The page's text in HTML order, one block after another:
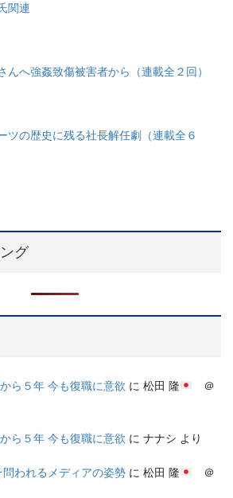
関連
んへ強姦致傷被害者から（連載全２回）
ツの歴史に残る社長解任劇（連載全６
グ
ら５年 今も復職に意欲 に 松田 隆
＠
ら５年 今も復職に意欲 に ナナシ より
われるメディアの姿勢 に 松田 隆
＠